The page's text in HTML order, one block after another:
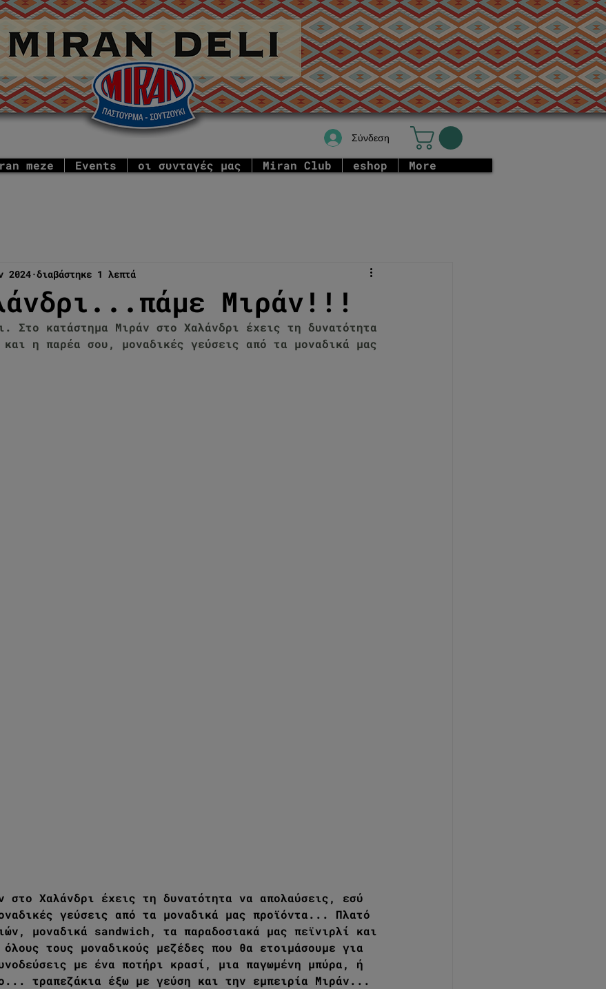
Σύνδεση
meze Events οι συνταγές μας Miran Club eshop More
Μιράν!!!
2024 διαβάστηκε 1 λεπτά
Στο κατάστημα Μιράν στο Χαλάνδρι έχεις τη δυνατότητα
η παρέα σου, μοναδικές γεύσεις από τα μοναδικά μας
στο Χαλάνδρι έχεις τη δυνατότητα να απολαύσεις, εσύ
γεύσεις από τα μοναδικά μας προϊόντα... Πλατό
μοναδικά sandwich, τα παραδοσιακά μας πεϊνιρλί και
τους μοναδικούς μεζέδες που θα ετοιμάσουμε για
με ένα ποτήρι κρασί, μια παγωμένη μπύρα, ή
τραπεζάκια έξω με γεύση και την εμπειρία Μιράν...